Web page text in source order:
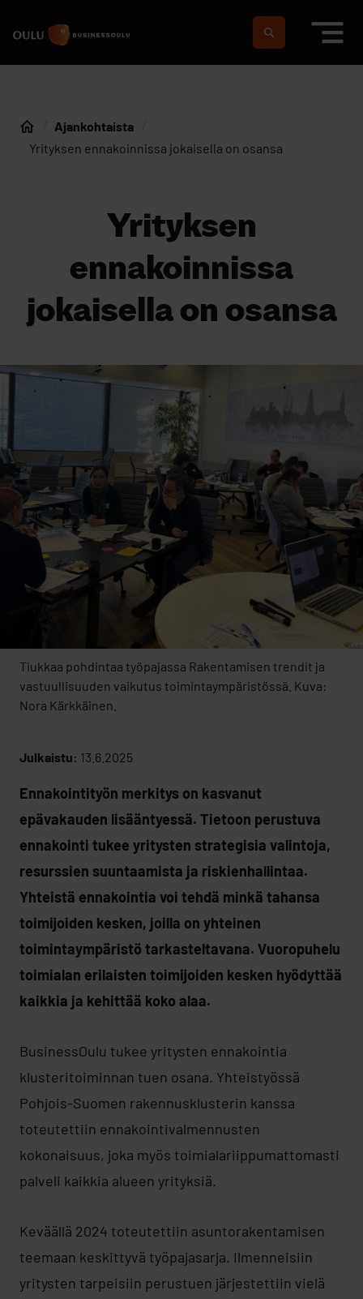
Etusivulle
Suomeksi
In english
Etusivu
Ajankohtaista
Yrityksen ennakoinnissa jokaisella on osansa
Yrityksen
ennakoinnissa
jokaisella on osansa
Tiukkaa pohdintaa työpajassa Rakentamisen trendit ja
vastuullisuuden vaikutus toimintaympäristössä. Kuva:
Nora Kärkkäinen.
Julkaistu: 13.6.2025
Ennakointityön merkitys on kasvanut
epävakauden lisääntyessä. Tietoon perustuva
ennakointi tukee yritysten strategisia valintoja,
resurssien suuntaamista ja riskienhallintaa.
Yhteistä ennakointia voi tehdä minkä tahansa
toimijoiden kesken, joilla on yhteinen
toimintaympäristö tarkasteltavana. Vuoropuhelu
toimialan erilaisten toimijoiden kesken hyödyttää
kaikkia ja kehittää koko alaa.
BusinessOulu tukee yritysten ennakointia
klusteritoiminnan tuen osana. Yhteistyössä
Pohjois-Suomen rakennusklusterin kanssa
toteutettiin ennakointivalmennusten
kokonaisuus, joka myös toimialariippumattomasti
palveli kaikkia alueen yrityksiä.
Keväällä 2024 toteutettiin asuntorakentamisen
teemaan keskittyvä työpajasarja. Ilmenneisiin
yritysten tarpeisiin perustuen järjestettiin vielä